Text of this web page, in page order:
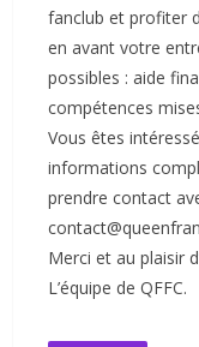
fanclub et profiter
en avant votre
possibles : aide
compétences
Vous êtes
informations
prendre contact
Merci et au plaisir
L’équipe de QFFC.